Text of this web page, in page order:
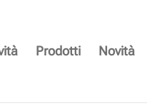
Prodotti Novità